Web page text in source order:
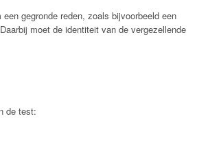
gegronde reden, zoals bijvoorbeeld een
moet de identiteit van de vergezellende
de test: